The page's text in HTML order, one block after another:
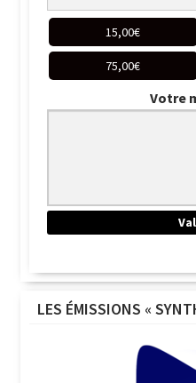
15,00€
75,00€
Votre
LES ÉMISSIONS «